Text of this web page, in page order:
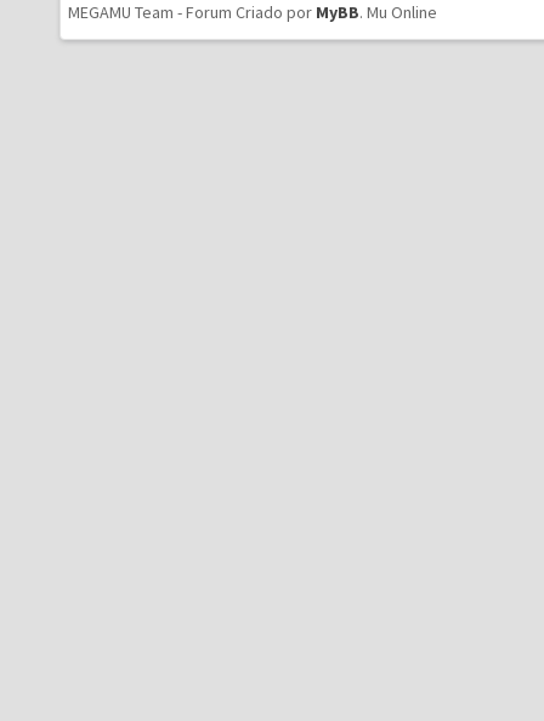
MEGAMU Team - Forum Criado por MyBB. Mu Online